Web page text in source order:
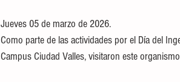
Jueves 05 de marzo de 2026.
Como parte de las actividades por el Día del
Campus Ciudad Valles, visitaron este